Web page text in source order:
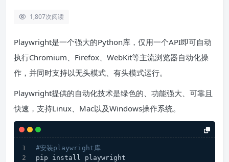
1,807次阅读
Playwright是一个强大的Python库，仅用一个API即可自动
执行Chromium、Firefox、WebKit等主流浏览器自动化操
作，并同时支持以无头模式、有头模式运行。
Playwright提供的自动化技术是绿色的、功能强大、可靠且
快速，支持Linux、Mac以及Windows操作系统。
#安装playwright库
pip install playwright